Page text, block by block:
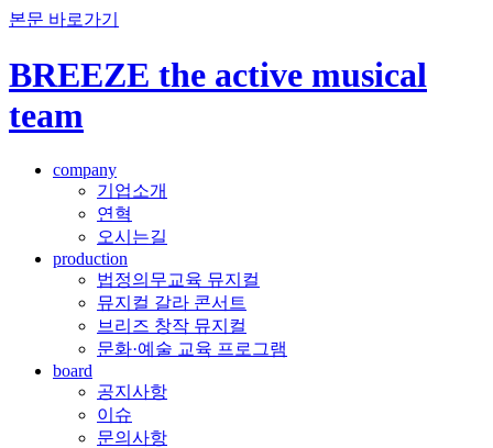
본문 바로가기
BREEZE the active musical
team
company
기업소개
연혁
오시는길
production
법정의무교육 뮤지컬
뮤지컬 갈라 콘서트
브리즈 창작 뮤지컬
문화·예술 교육 프로그램
board
공지사항
이슈
문의사항